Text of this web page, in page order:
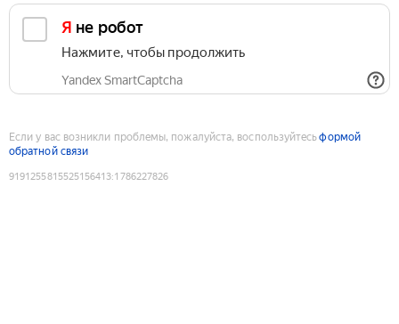
Я не робот
Нажмите, чтобы продолжить
Yandex SmartCaptcha
Если у вас возникли проблемы, пожалуйста, воспользуйтесьформой
обратной связи
9191255815525156413:1786227826